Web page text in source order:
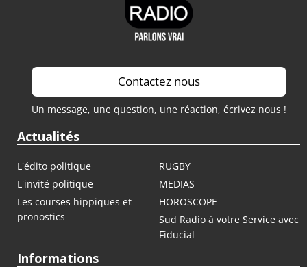
Contactez nous
Un message, une question, une réaction, écrivez nous !
Actualités
L'édito politique
RUGBY
L'invité politique
MEDIAS
Les courses hippiques et
pronostics
HOROSCOPE
Sud Radio à votre Service avec
Fiducial
Informations